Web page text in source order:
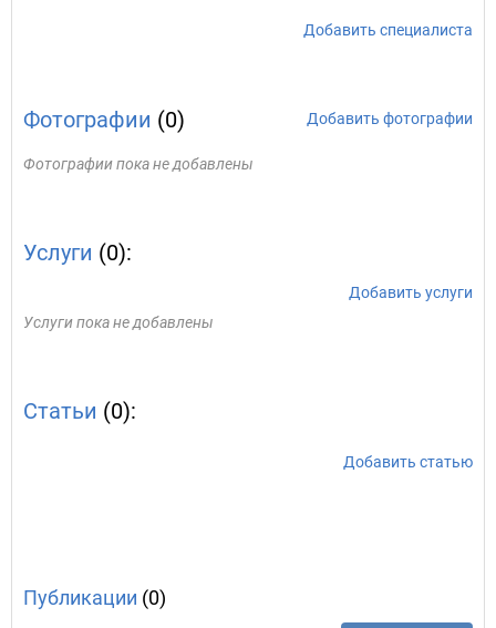
Добавить специалиста
Фотографии (0) Добавить фотографии
Фотографии пока не добавлены
Услуги (0):
Добавить услуги
Услуги пока не добавлены
Статьи (0):
Добавить статью
Публикации (0)